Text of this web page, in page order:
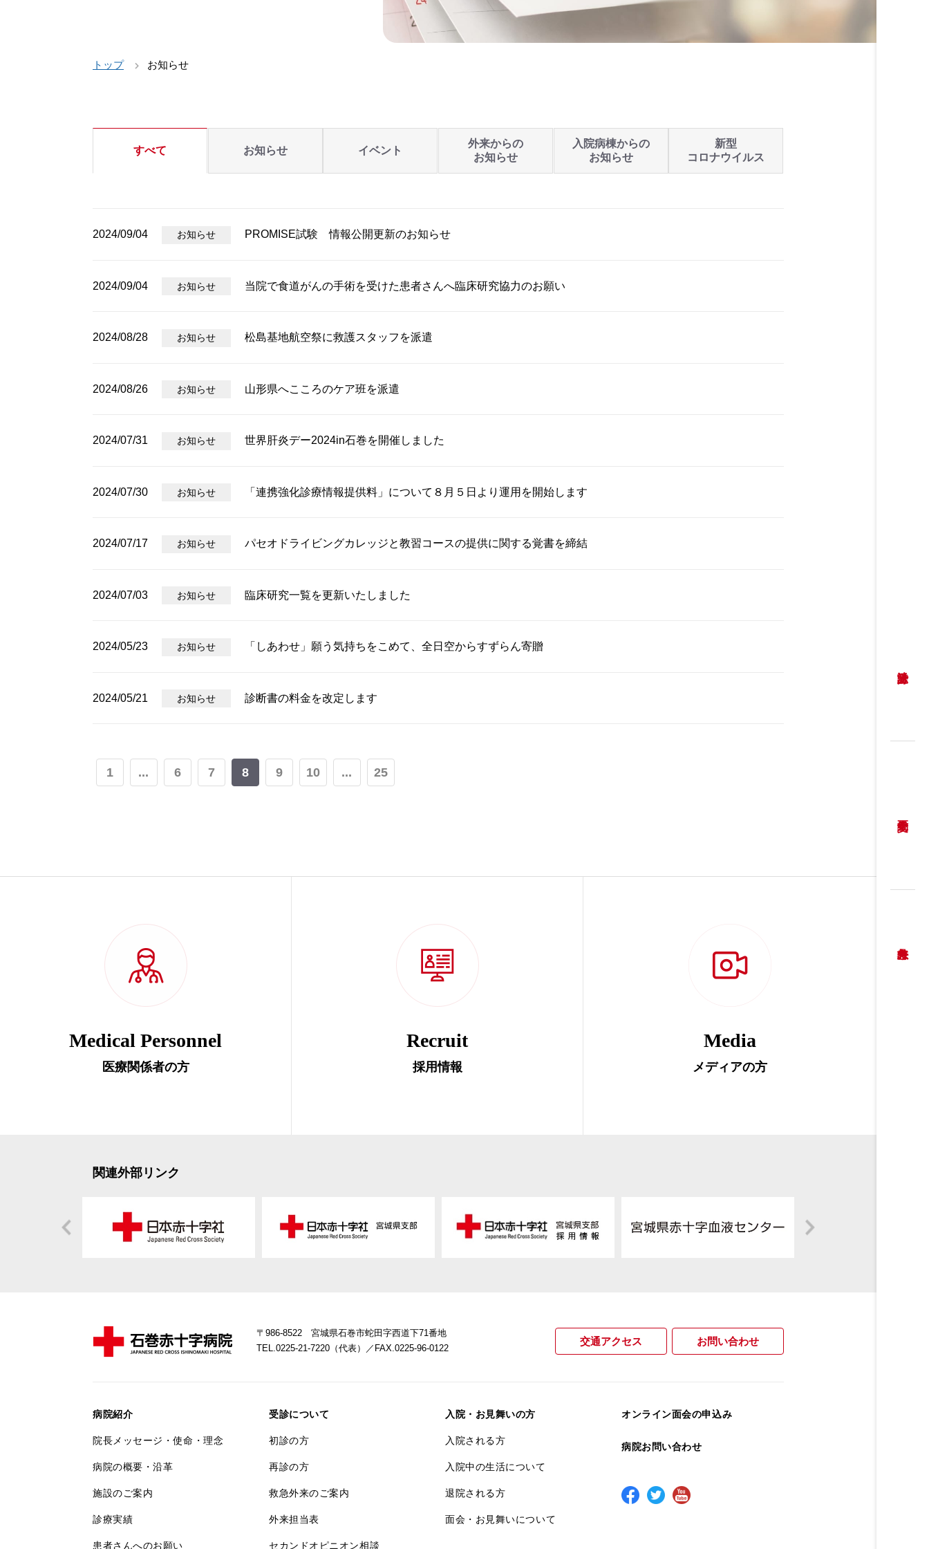
トップ お知らせ
すべて お知らせ イベント
外来からの
お知らせ
入院病棟からの
お知らせ
新型
コロナウイルス
2024/09/04 お知らせ PROMISE試験 情報公開更新のお知らせ
2024/09/04 お知らせ 当院で食道がんの手術を受けた患者さんへ臨床研究協力のお願い
2024/08/28 お知らせ 松島基地航空祭に救護スタッフを派遣
2024/08/26 お知らせ 山形県へこころのケア班を派遣
2024/07/31 お知らせ 世界肝炎デー2024in石巻を開催しました
2024/07/30 お知らせ 「連携強化診療情報提供料」について８月５日より運用を開始します
2024/07/17 お知らせ パセオドライビングカレッジと教習コースの提供に関する覚書を締結
2024/07/03 お知らせ 臨床研究一覧を更新いたしました
2024/05/23 お知らせ 「しあわせ」願う気持ちをこめて、全日空からすずらん寄贈
2024/05/21 お知らせ 診断書の料金を改定します
1 ... 6 7 8 9 10 ... 25
Medical Personnel
医療関係者の方
Recruit
採用情報
Media
メディアの方
関連外部リンク
〒986-8522 宮城県石巻市蛇田字西道下71番地
TEL.0225-21-7220（代表）
／FAX.0225-96-0122
交通アクセス お問い合わせ
病院紹介
院長メッセージ・使命・理念
病院の概要・沿革
施設のご案内
診療実績
患者さんへのお願い
受診について
初診の方
再診の方
救急外来のご案内
外来担当表
セカンドオピニオン相談
入院・お見舞いの方
入院される方
入院中の生活について
退院される方
面会・お見舞いについて
オンライン面会の申込み
病院お問い合わせ